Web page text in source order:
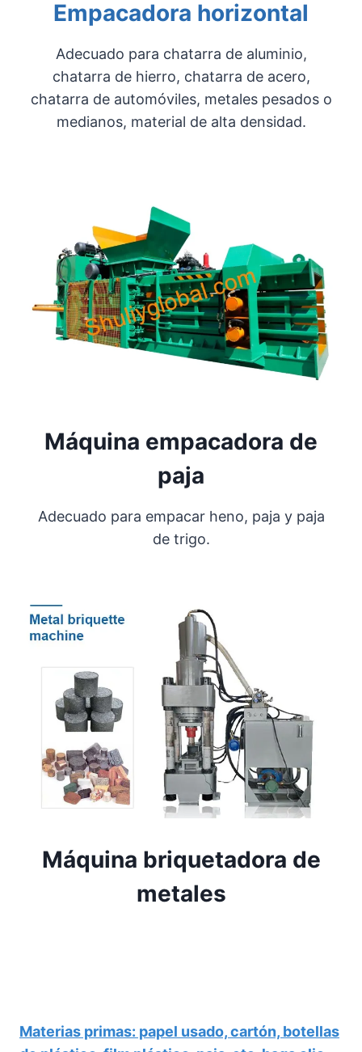
Empacadora horizontal
Adecuado para chatarra de aluminio,
chatarra de hierro, chatarra de acero,
chatarra de automóviles, metales pesados ​​o
medianos, material de alta densidad.
Máquina empacadora de
paja
Adecuado para empacar heno, paja y paja
de trigo.
Máquina briquetadora de
metales
Materias primas: papel usado, cartón, botellas